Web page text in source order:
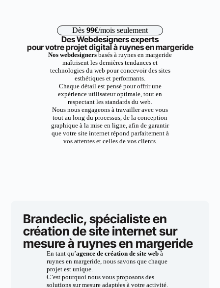
Dès 99€/mois seulement
Des Webdesigners experts
pour votre projet digital à ruynes en margeride
Nos webdesigners basés à ruynes en margeride
maîtrisent les dernières tendances et
technologies du web pour concevoir des sites
esthétiques et performants.
Chaque détail est pensé pour offrir une
expérience utilisateur optimale, tout en
respectant les standards du web.
Nous nous engageons à travailler avec vous
tout au long du processus, de la conception
graphique à la mise en ligne, afin de garantir
que votre site internet répond parfaitement à
vos attentes et celles de vos clients.
Brandeclic, spécialiste en
création de site internet sur
mesure à ruynes en margeride
En tant qu’agence de création de site webà
ruynes en margeride, nous savons que chaque
projet est unique.
C’est pourquoi nous vous proposons des
solutions sur mesure adaptées à votre activité.